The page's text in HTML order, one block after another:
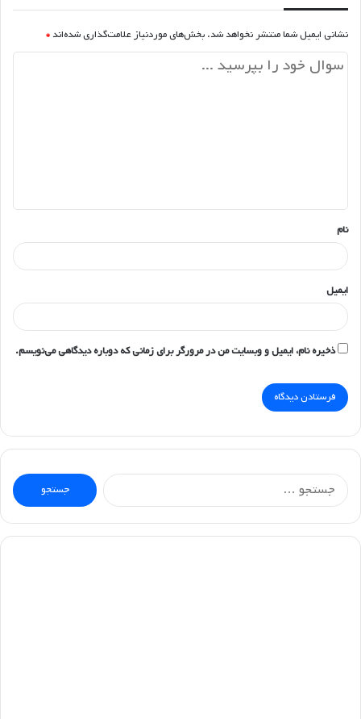
نشانی ایمیل شما منتشر نخواهد شد. بخش‌های موردنیاز علامت‌گذاری شده‌اند *
*
نام
ایمیل
ذخیره نام، ایمیل و وبسایت من در مرورگر برای زمانی که دوباره دیدگاهی می‌نویسم.
جستجو
برای: